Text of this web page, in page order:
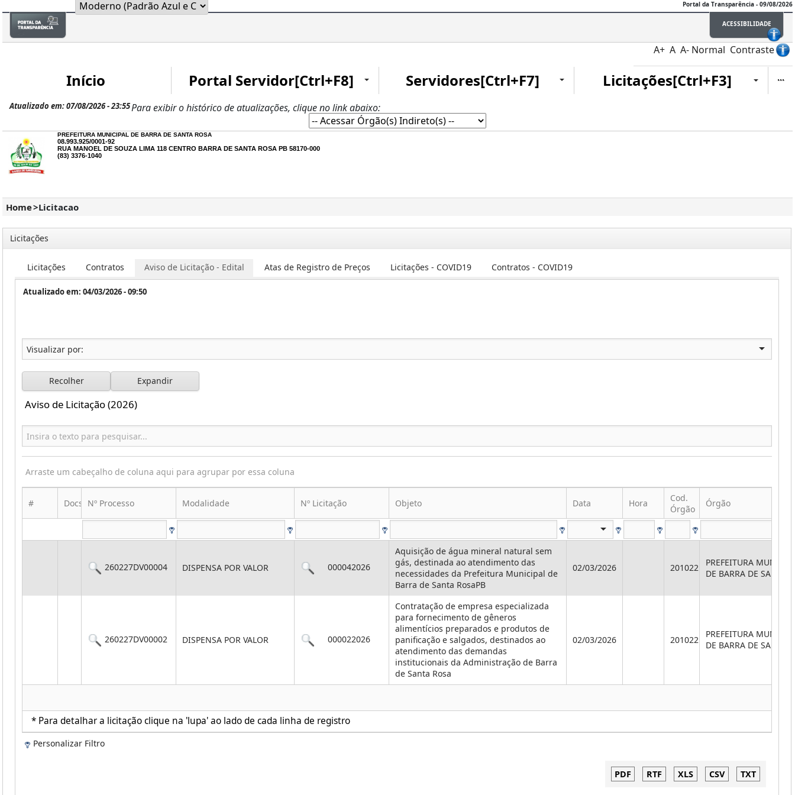
Portal da Transparência - 09/08/2026
ACESSIBILIDADE
A+ A A- Normal Contraste
Início Portal Servidor[Ctrl+F8] Servidores[Ctrl+F7] Licitações[Ctrl+F3]
Para exibir o histórico de atualizações, clique no link abaixo:
Atualizado em: 07/08/2026 - 23:55
PREFEITURA MUNICIPAL DE BARRA DE SANTA ROSA
08.993.925/0001-92
RUA MANOEL DE SOUZA LIMA 118 CENTRO BARRA DE SANTA ROSA PB 58170-000
(83) 3376-1040
Home>Licitacao
Licitações
Licitações Contratos Aviso de Licitação - Edital Atas de Registro de Preços Licitações - COVID19 Contratos - COVID19
Atualizado em: 04/03/2026 - 09:50
Recolher Expandir
Aviso de Licitação (2026)
Arraste um cabeçalho de coluna aqui para agrupar por essa coluna
* Para detalhar a licitação clique na 'lupa' ao lado de cada linha de registro
# Docs Nº Processo Modalidade Nº Licitação Objeto Data Hora
Cod.
Órgão
Órgão
260227DV00004 DISPENSA POR VALOR 000042026
Aquisição de água mineral natural sem
gás, destinada ao atendimento das
necessidades da Prefeitura Municipal de
Barra de Santa RosaPB
02/03/2026 201022
PREFEITURA
DE BARRA DE SANTA
260227DV00002 DISPENSA POR VALOR 000022026
Contratação de empresa especializada
para fornecimento de gêneros
alimentícios preparados e produtos de
panificação e salgados, destinados ao
atendimento das demandas
institucionais da Administração de Barra
de Santa Rosa
02/03/2026 201022
PREFEITURA
DE BARRA DE SANTA
Personalizar Filtro